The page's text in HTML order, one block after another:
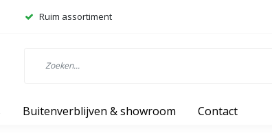
Ruim assortiment
Buitenverblijven & showroom Contact